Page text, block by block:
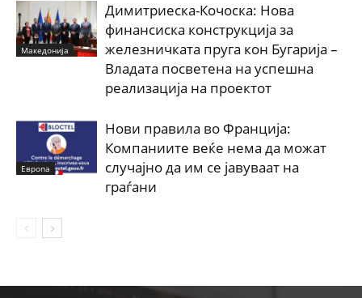
Македонија
Димитриеска-Кочоска: Нова
финансиска конструкција за
железничката пруга кон Бугарија –
Владата посветена на успешна
реализација на проектот
Европа
Нови правила во Франција:
Компаниите веќе нема да можат
случајно да им се јавуваат на
граѓани